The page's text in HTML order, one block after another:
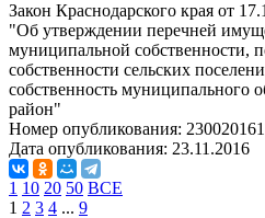
Закон Краснодарского края от
"Об утверждении перечней
муниципальной собственности,
собственности сельских
собственность муниципального
район"
Номер опубликования:
Дата опубликования: 23.11.2016
1 10 20 50 ВСЕ
1 2 3 4 ... 9